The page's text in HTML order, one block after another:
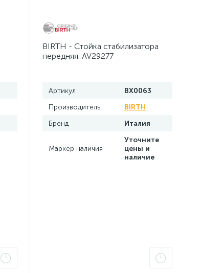
BIRTH - Стойка стабилизатора
передняя. AV29277
Артикул
BX0063
Производитель
BIRTH
Бренд
Италия
Маркер наличия
Уточните
цены и
наличие